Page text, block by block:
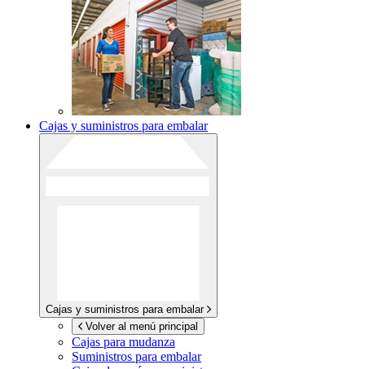
Cajas y suministros para embalar
Cajas y suministros para embalar
Volver al menú principal
Cajas para mudanza
Suministros para embalar